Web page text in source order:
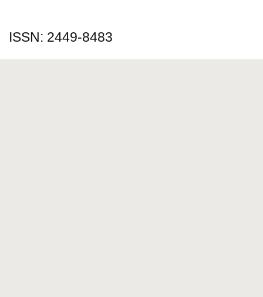
ISSN: 2449-8483